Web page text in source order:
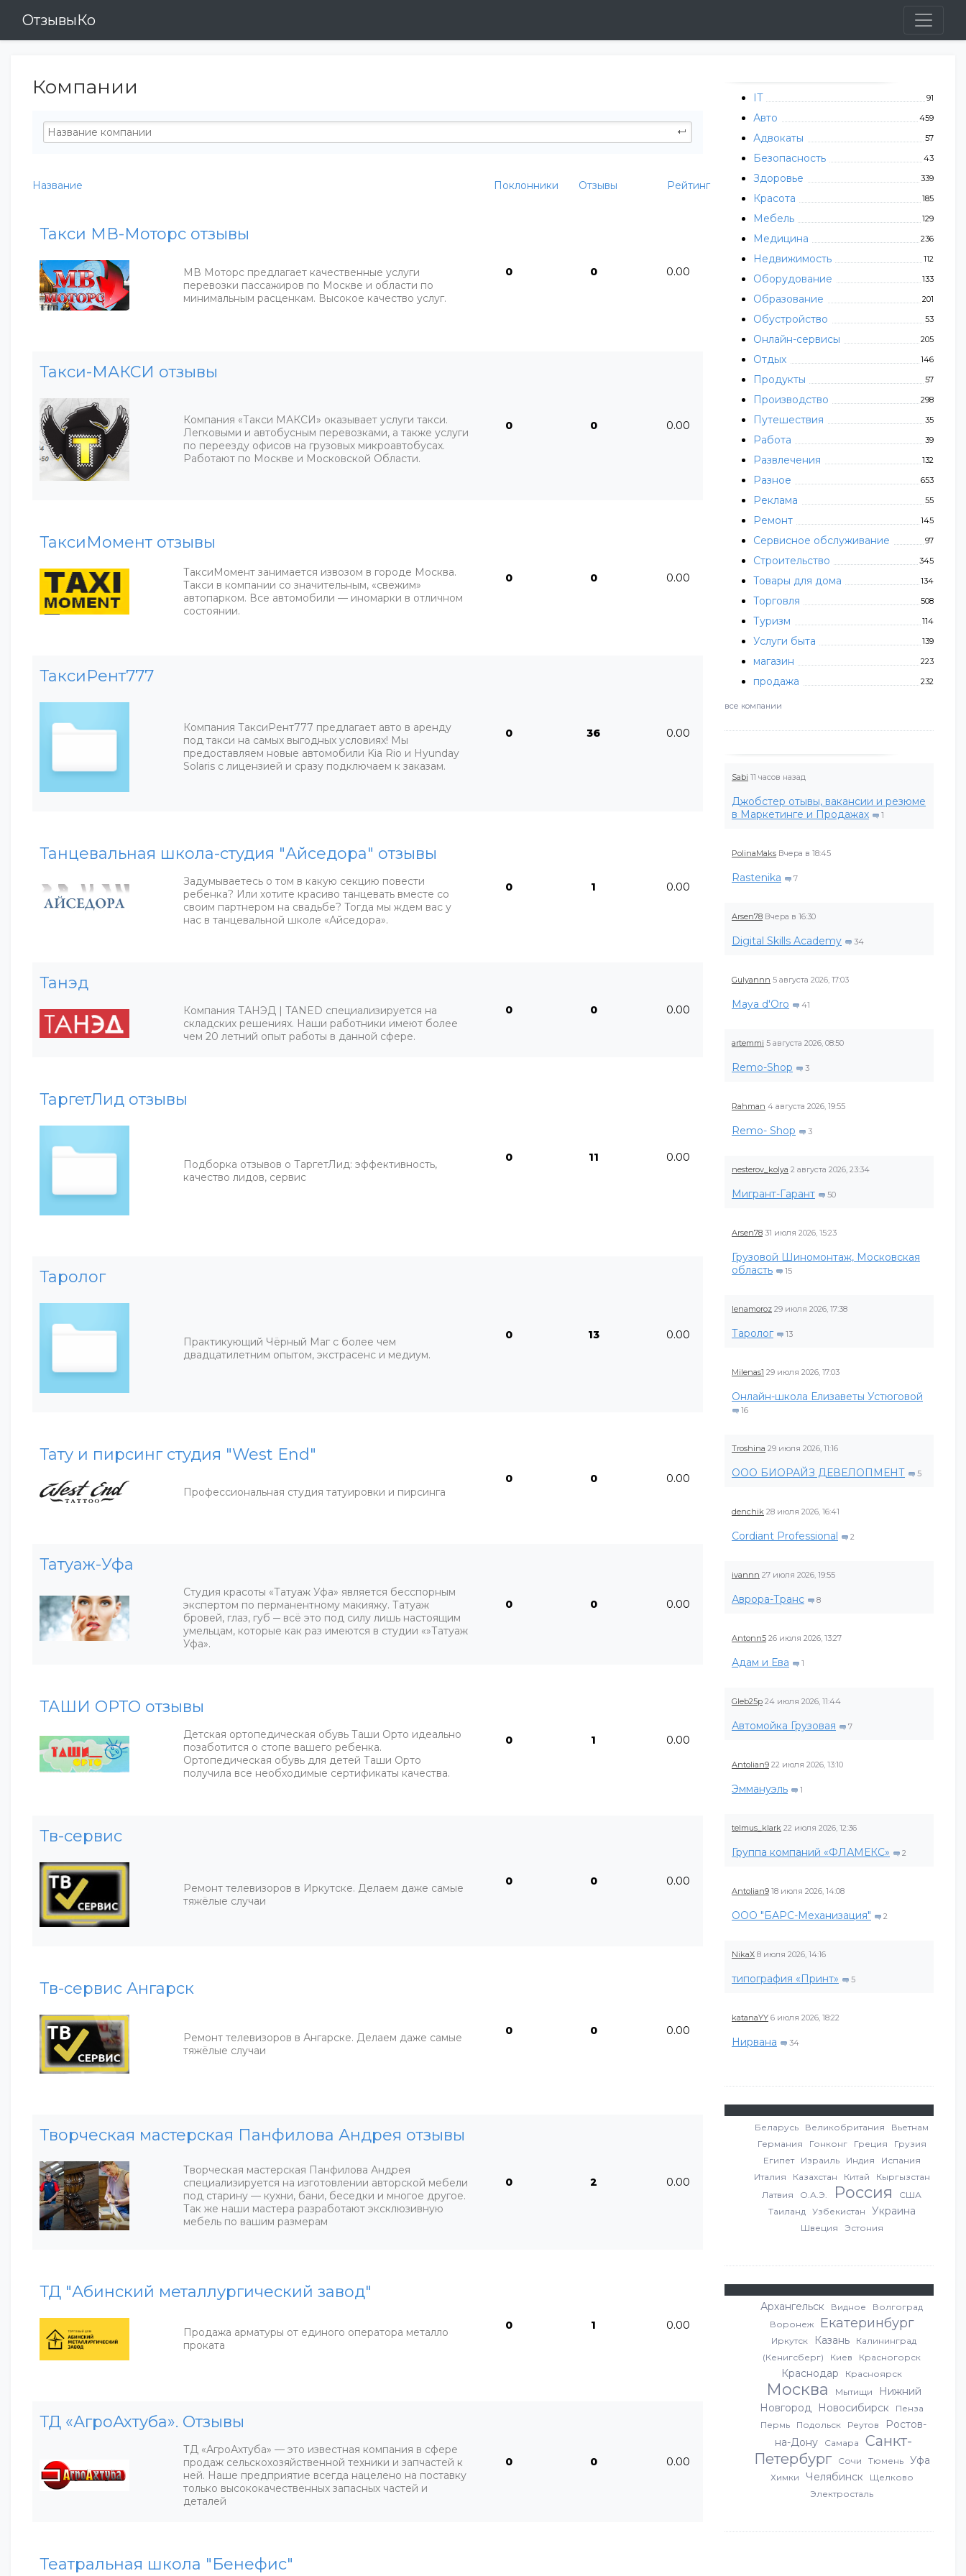
ОтзывыКо
IT 91
Авто 459
Адвокаты 57
Безопасность 43
Здоровье 339
Красота 185
Мебель 129
Медицина 236
Недвижимость 112
Оборудование 133
Образование 201
Обустройство 53
Онлайн-сервисы 205
Отдых 146
Продукты 57
Производство 298
Путешествия 35
Работа 39
Развлечения 132
Разное 653
Реклама 55
Ремонт 145
Сервисное обслуживание 97
Строительство 345
Товары для дома 134
Торговля 508
Туризм 114
Услуги быта 139
магазин 223
продажа 232
все компании
Sabi 11 часов назад
Джобстер отывы, вакансии и резюме
в Маркетинге и Продажах
1
PolinaMaks Вчера в 18:45
Rastenika 7
Arsen78 Вчера в 16:30
Digital Skills Academy 34
Gulyannn 5 августа 2026, 17:03
Maya d'Oro 41
artemmi 5 августа 2026, 08:50
Remo-Shop 3
Rahman 4 августа 2026, 19:55
Remo- Shop 3
nesterov_kolya 2 августа 2026, 23:34
Мигрант-Гарант 50
Arsen78 31 июля 2026, 15:23
Грузовой Шиномонтаж, Московская
область
15
lenamoroz 29 июля 2026, 17:38
Таролог 13
Milenas1 29 июля 2026, 17:03
Онлайн-школа Елизаветы Устюговой
16
Troshina 29 июля 2026, 11:16
ООО БИОРАЙЗ ДЕВЕЛОПМЕНТ 5
denchik 28 июля 2026, 16:41
Cordiant Professional 2
ivannn 27 июля 2026, 19:55
Аврора-Транс 8
Antonn5 26 июля 2026, 13:27
Адам и Ева 1
Gleb25p 24 июля 2026, 11:44
Автомойка Грузовая 7
Antolian9 22 июля 2026, 13:10
Эммануэль 1
telmus_klark 22 июля 2026, 12:36
Группа компаний «ФЛАМЕКС» 2
Antolian9 18 июля 2026, 14:08
ООО "БАРС-Механизация" 2
NikaX 8 июля 2026, 14:16
типография «Принт» 5
katanaYY 6 июля 2026, 18:22
Нирвана 34
Беларусь Великобритания
Вьетнам
Германия
Гонконг Греция
Грузия
Египет
Израиль Индия
Испания
Италия
Казахстан Китай
Кыргызстан
Латвия
О.А.Э. Россия
США
Таиланд
Узбекистан Украина
Швеция Эстония
Архангельск Видное
Волгоград
Воронеж
Екатеринбург
Иркутск Казань
Калининград
(Кенигсберг)
Киев Красногорск
Краснодар Красноярск
Москва Мытищи
Нижний
Новгород
Новосибирск
Пенза
Пермь
Подольск Реутов
Ростов-
на-Дону
Самара
Санкт-
Петербург
Сочи Тюмень Уфа
Химки Челябинск
Щелково
Электросталь
Компании
Название Поклонники Отзывы Рейтинг
Такси МВ-Моторс отзывы
МВ Моторс предлагает качественные услуги
перевозки пассажиров по Москве и области по
минимальным расценкам. Высокое качество услуг.
0 0 0.00
Такси-МАКСИ отзывы
Компания «Такси МАКСИ» оказывает услуги такси.
Легковыми и автобусным перевозками, а также услуги
по переезду офисов на грузовых микроавтобусах.
Работают по Москве и Московской Области.
0 0 0.00
ТаксиМомент отзывы
ТаксиМомент занимается извозом в городе Москва.
Такси в компании со значительным, «свежим»
автопарком. Все автомобили — иномарки в отличном
состоянии.
0 0 0.00
ТаксиРент777
Компания ТаксиРент777 предлагает авто в аренду
под такси на самых выгодных условиях! Мы
предоставляем новые автомобили Kia Rio и Hyunday
Solaris с лицензией и сразу подключаем к заказам.
0 36 0.00
Танцевальная школа-студия "Айседора" отзывы
Задумываетесь о том в какую секцию повести
ребенка? Или хотите красиво танцевать вместе со
своим партнером на свадьбе? Тогда мы ждем вас у
нас в танцевальной школе «Айседора».
0 1 0.00
Танэд
Компания ТАНЭД | TANED специализируется на
складских решениях. Наши работники имеют более
чем 20 летний опыт работы в данной сфере.
0 0 0.00
ТаргетЛид отзывы
Подборка отзывов о ТаргетЛид: эффективность,
качество лидов, сервис
0 11 0.00
Таролог
Практикующий Чёрный Маг с более чем
двадцатилетним опытом, экстрасенс и медиум.
0 13 0.00
Тату и пирсинг студия "West End"
Профессиональная студия татуировки и пирсинга
0 0 0.00
Татуаж-Уфа
Студия красоты «Татуаж Уфа» является бесспорным
экспертом по перманентному макияжу. Татуаж
бровей, глаз, губ ─ всё это под силу лишь настоящим
умельцам, которые как раз имеются в студии «»Татуаж
Уфа».
0 0 0.00
ТАШИ ОРТО отзывы
Детская ортопедическая обувь Таши Орто идеально
позаботится о стопе вашего ребенка.
Ортопедическая обувь для детей Таши Орто
получила все необходимые сертификаты качества.
0 1 0.00
Тв-сервис
Ремонт телевизоров в Иркутске. Делаем даже самые
тяжёлые случаи
0 0 0.00
Тв-сервис Ангарск
Ремонт телевизоров в Ангарске. Делаем даже самые
тяжёлые случаи
0 0 0.00
Творческая мастерская Панфилова Андрея отзывы
Творческая мастерская Панфилова Андрея
специализируется на изготовлении авторской мебели
под старину — кухни, бани, беседки и многое другое.
Так же наши мастера разработают эксклюзивную
мебель по вашим размерам
0 2 0.00
ТД "Абинский металлургический завод"
Продажа арматуры от единого оператора металло
проката
0 1 0.00
ТД «АгроАхтуба». Отзывы
ТД «АгроАхтуба» — это известная компания в сфере
продаж сельскохозяйственной техники и запчастей к
ней. Наше предприятие всегда нацелено на поставку
только высококачественных запасных частей и
деталей
0 0 0.00
Театральная школа "Бенефис"